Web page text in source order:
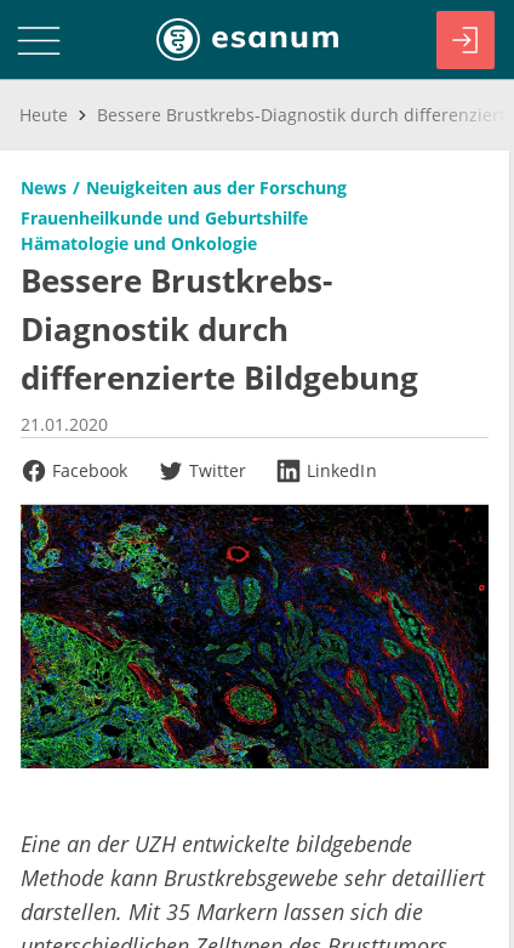
Heute
News
Neuigkeiten aus der Forschung
Frauenheilkunde und Geburtshilfe
Hämatologie und Onkologie
Bessere Brustkrebs-
Diagnostik durch
differenzierte Bildgebung
21.01.2020
Facebook
Twitter LinkedIn
Eine an der UZH entwickelte bildgebende
Methode kann Brustkrebsgewebe sehr detailliert
darstellen. Mit 35 Markern lassen sich die